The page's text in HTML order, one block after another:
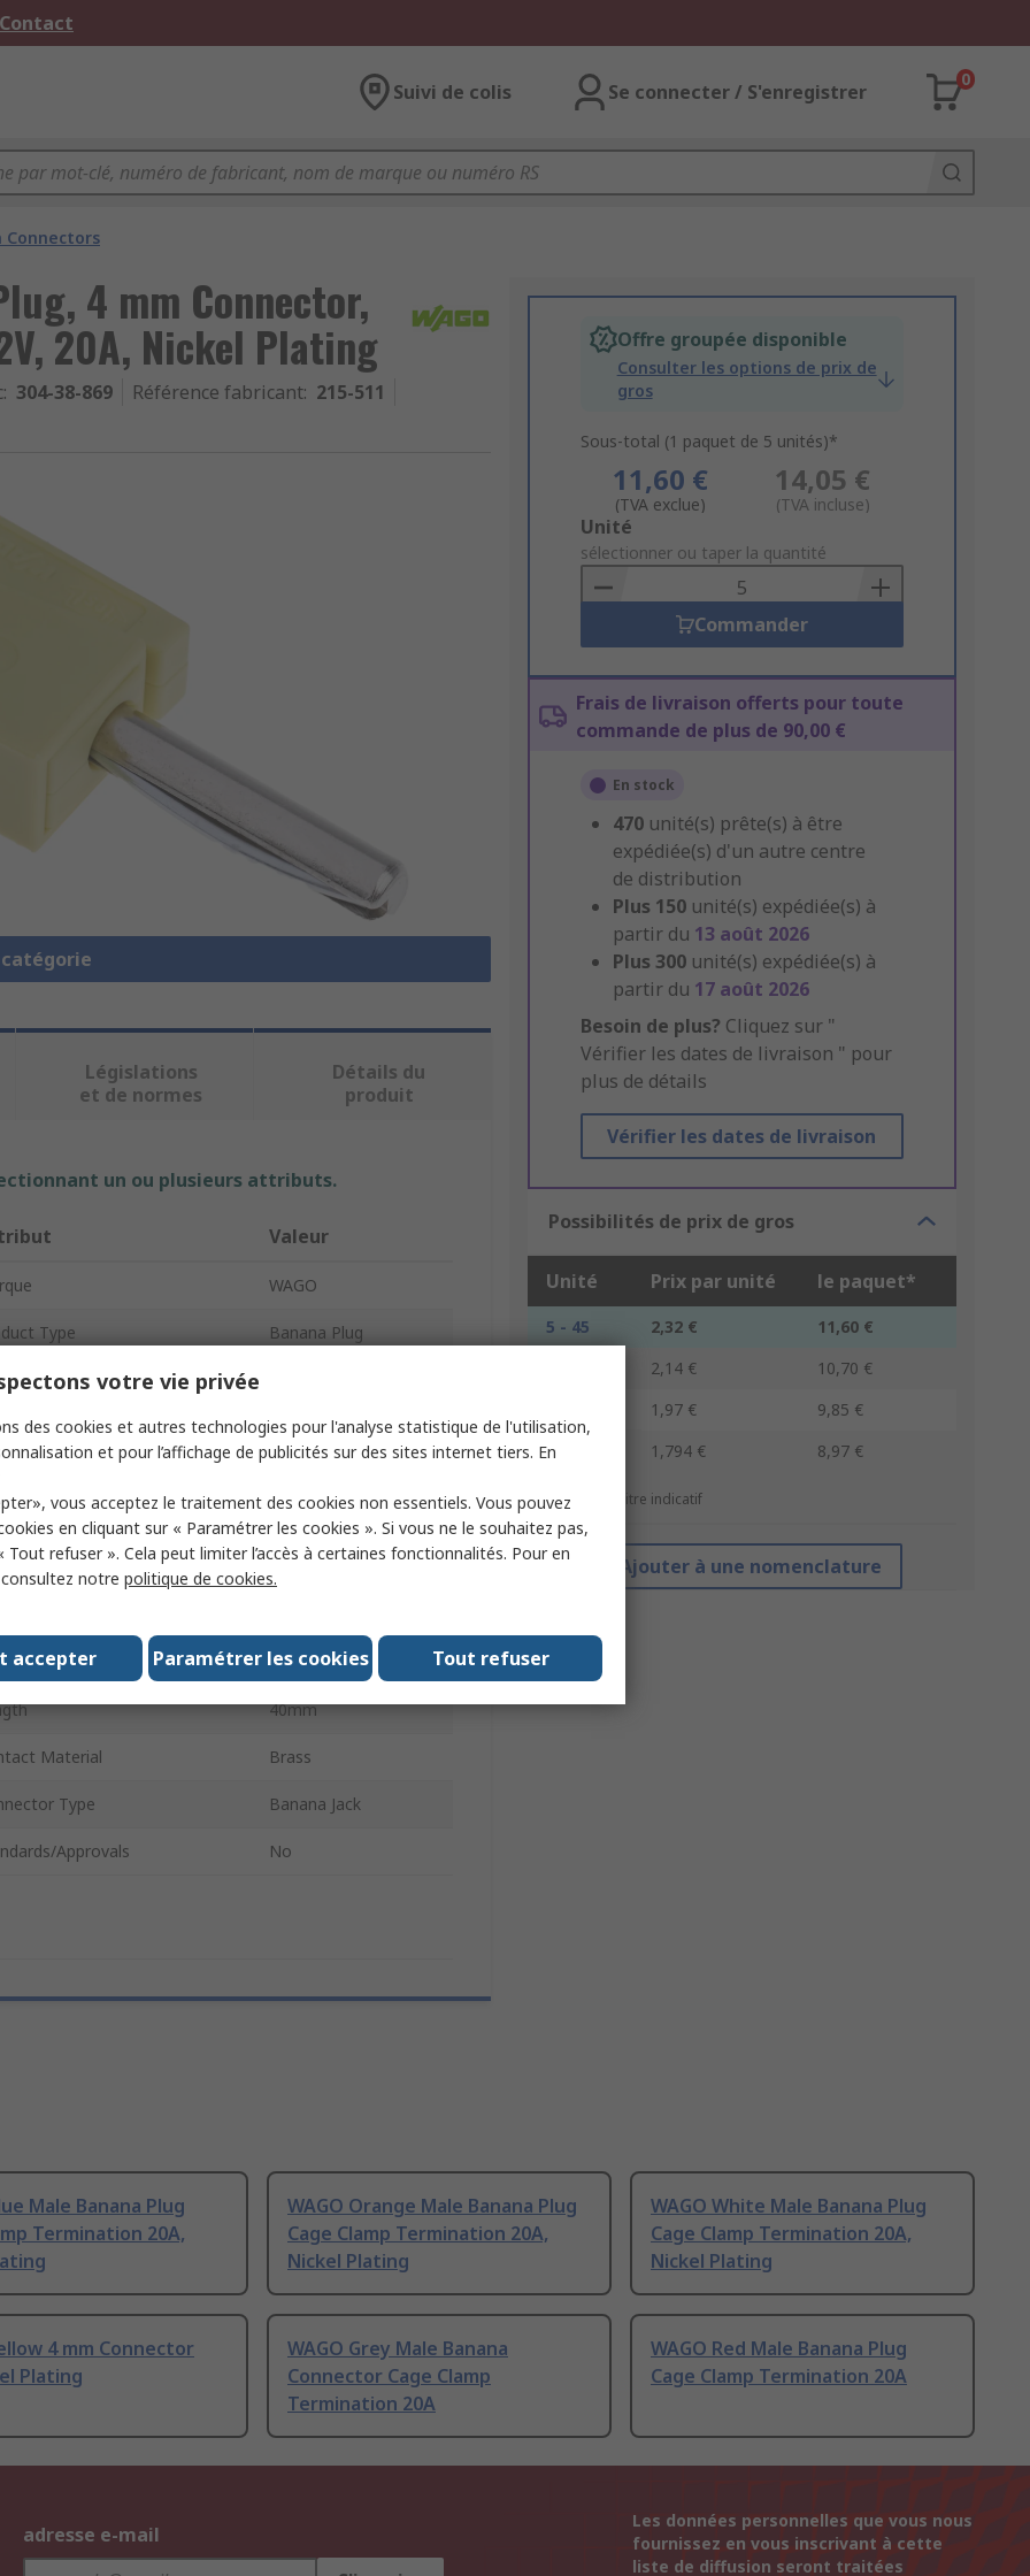
Suivi de colis Se connecter / S'enregistrer
0
Connectors
4 mm Connector,
20A, Nickel Plating
: 304-38-869 Référence fabricant: 215-511
Offre groupée disponible
Consulter les options de prix de
gros
Sous-total (1 paquet de 5 unités)*
11,60 €
(TVA exclue)
14,05 €
(TVA incluse)
Add
to
Basket
Unité
sélectionner ou taper la quantité
Commander
Frais de livraison offerts pour toute
commande de plus de 90,00 €
En stock
470 unité(s) prête(s) à être
expédiée(s) d'un autre centre
de distribution
Plus 150 unité(s) expédiée(s) à
partir du 13 août 2026
Plus 300 unité(s) expédiée(s) à
partir du 17 août 2026
Besoin de plus? Cliquez sur "
Vérifier les dates de livraison " pour
plus de détails
Vérifier les dates de livraison
Possibilités de prix de gros
Unité Prix par unité le paquet*
5 - 45 2,32 €
11,60 €
2,14 €
10,70 €
1,97 €
9,85 €
250 +
1,794 € 8,97 €
*Prix donné à titre indicatif
Ajouter à une nomenclature
Législations
et de normes
Détails du
produit
un ou plusieurs attributs.
Valeur
WAGO
Type Banana Plug
Male
Method Cage Clamp
Plating Nickel
40mm
Material Brass
Type Banana Jack
Approvals No
Male Banana Plug
Termination 20A,
WAGO Orange Male Banana Plug
Cage Clamp Termination 20A,
Nickel Plating
WAGO White Male Banana Plug
Cage Clamp Termination 20A,
Nickel Plating
4 mm Connector
Plating
WAGO Grey Male Banana
Connector Cage Clamp
Termination 20A
WAGO Red Male Banana Plug
Cage Clamp Termination 20A
adresse e-mail
Les données personnelles que vous nous
fournissez en vous inscrivant à cette
liste de diffusion seront traitées
votre vie privée
des cookies et autres technologies pour l'analyse statistique de l'utilisation,
et pour l’affichage de publicités sur des sites internet tiers. En
vous acceptez le traitement des cookies non essentiels. Vous pouvez
en cliquant sur « Paramétrer les cookies ». Si vous ne le souhaitez pas,
Tout refuser ». Cela peut limiter l’accès à certaines fonctionnalités. Pour en
notre politique de cookies.
accepter Paramétrer les cookies Tout refuser